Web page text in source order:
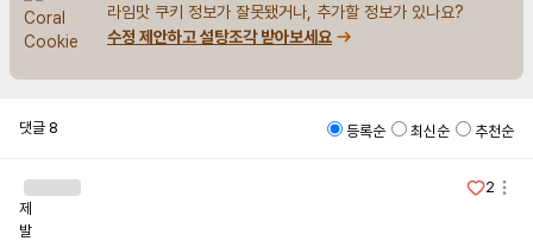
라임맛 쿠키 정보가 잘못됐거나, 추가할 정보가 있나요?
수정 제안하고 설탕조각 받아보세요
댓글 8 등록순 최신순 추천순
2
제
발